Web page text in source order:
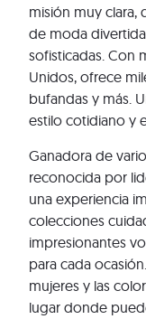
misión muy clara,
de moda
sofisticadas. Con
Unidos, ofrece
bufandas y más.
estilo cotidiano y
Ganadora de
reconocida por
una experiencia
colecciones
impresionantes
para cada
mujeres y las
lugar donde